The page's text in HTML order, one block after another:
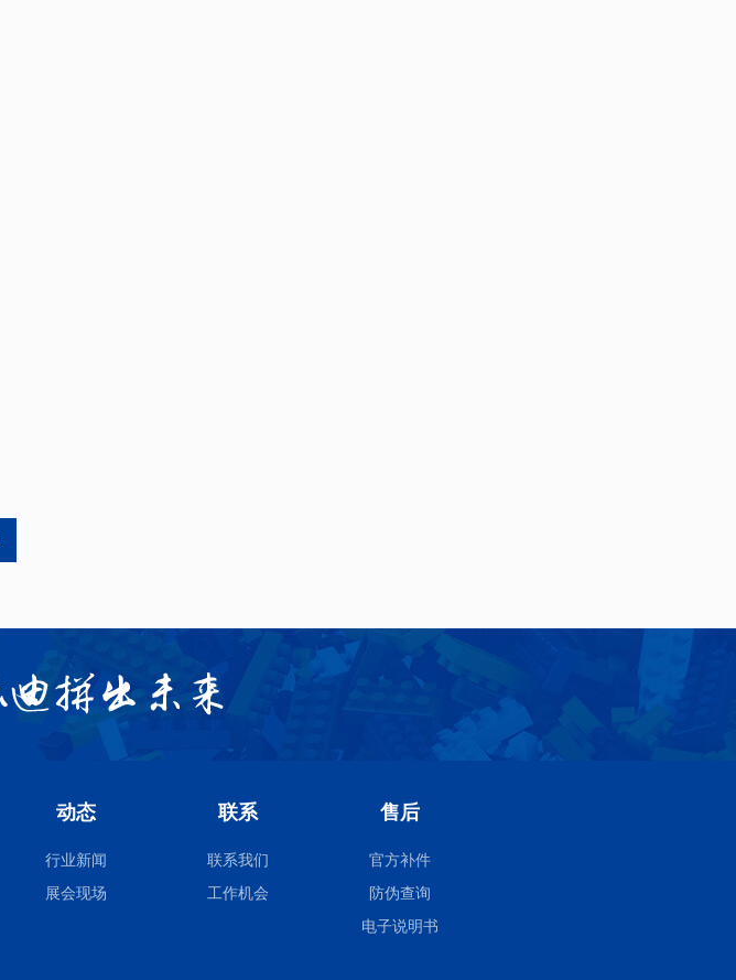
动态
行业新闻
展会现场
联系
联系我们
工作机会
售后
官方补件
防伪查询
电子说明书